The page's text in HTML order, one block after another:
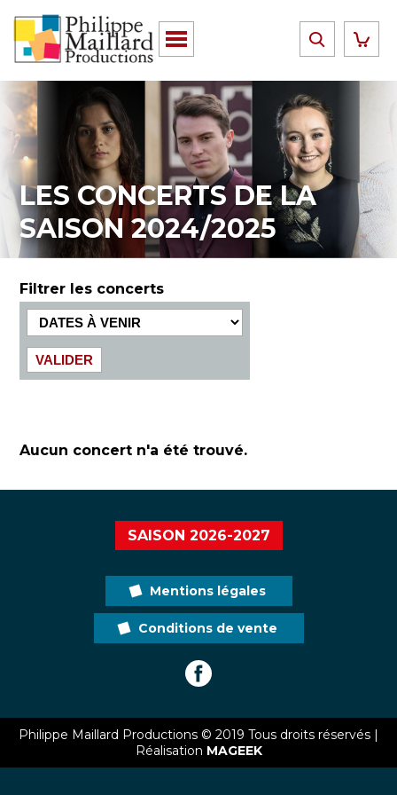
LES CONCERTS DE LA
SAISON 2024/2025
Filtrer les concerts
VALIDER
Aucun concert n'a été trouvé.
SAISON 2026-2027
Mentions légales
Conditions de vente
Philippe Maillard Productions © 2019 Tous droits réservés |
Réalisation MAGEEK